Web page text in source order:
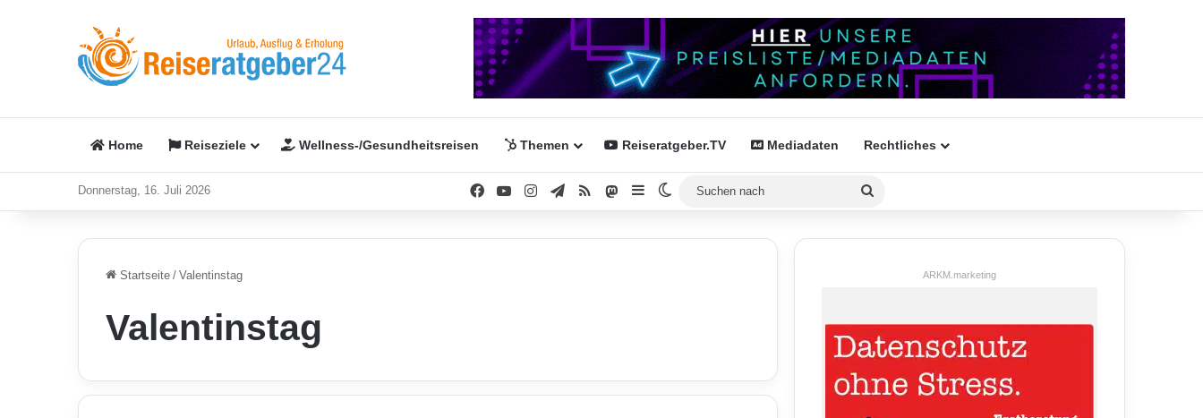
Home Reiseziele Wellness-/Gesundheitsreisen Themen Reiseratgeber.TV Mediadaten Rechtliches
Donnerstag, 16. Juli 2026 FacebookYouTubeInstagramTelegram
RSS Mastodon
SidebarSkin umschalten
Startseite / Valentinstag
Valentinstag
ARKM.marketing